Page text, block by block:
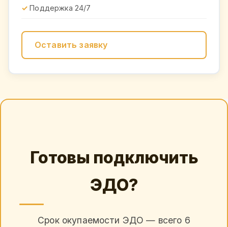
Поддержка 24/7
Оставить заявку
Готовы подключить
ЭДО?
Срок окупаемости ЭДО — всего 6